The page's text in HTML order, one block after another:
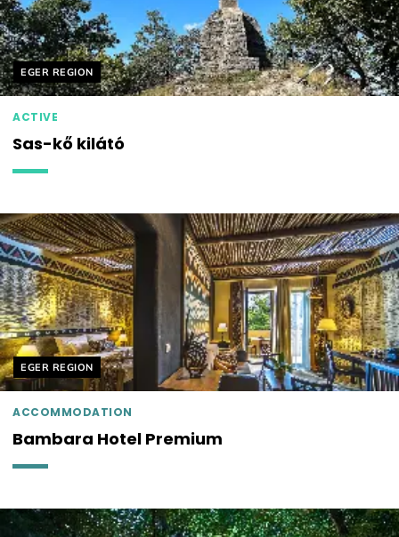
Helyszín címkék:
EGER REGION
ACTIVE
Sas-kő kilátó
Helyszín címkék:
EGER REGION
ACCOMMODATION
Bambara Hotel Premium